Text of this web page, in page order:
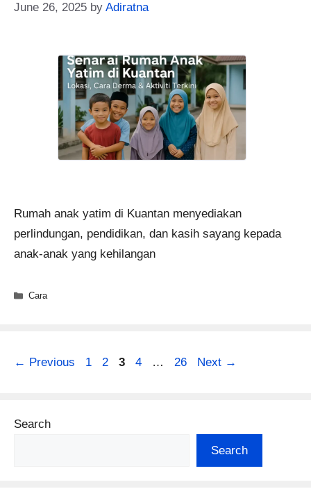
June 26, 2025 by Adiratna
Rumah anak yatim di Kuantan menyediakan
perlindungan, pendidikan, dan kasih sayang kepada
anak-anak yang kehilangan
Categories
Cara
← Previous Page
1 Page
2 Page
3 Page
4 … Page
26 Next →
Search
Search